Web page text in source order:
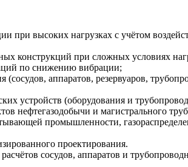
при высоких нагрузках c учётом
конструкций при сложных условиях
по снижению вибрации;
(сосудов, аппаратов, резервуаров,
устройств (оборудования и
нефтегазодобычи и магистрального
промышленности,
проектирования.
сосудов, аппаратов и